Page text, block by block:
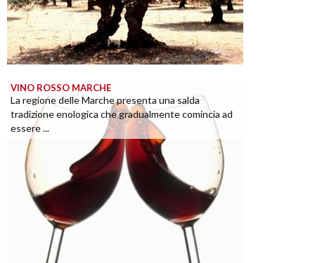
VINO ROSSO MARCHE
La regione delle Marche presenta una salda
tradizione enologica che gradualmente comincia ad
essere ...